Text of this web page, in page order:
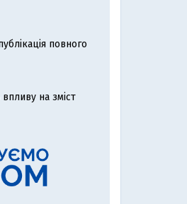
повного
на зміст